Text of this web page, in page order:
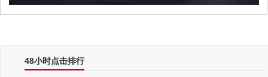
48小时点击排行